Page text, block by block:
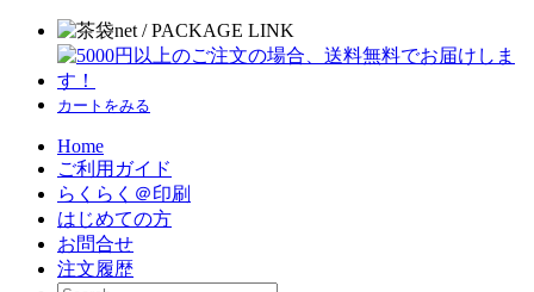
カートをみる
Home
ご利用ガイド
らくらく＠印刷
はじめての方
お問合せ
注文履歴